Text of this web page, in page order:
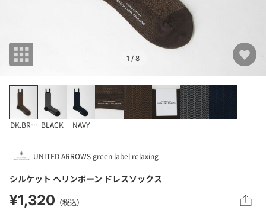
1 / 8
DK.BROWNBLACK NAVY
UNITED ARROWS green label relaxing
シルケット へリンボーン ドレスソックス
¥1,320 （税込）